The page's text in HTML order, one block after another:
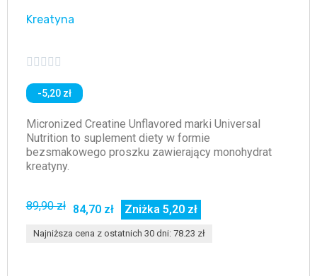
Kreatyna
    
-5,20 zł
Micronized Creatine Unflavored marki Universal
Nutrition to suplement diety w formie
bezsmakowego proszku zawierający monohydrat
kreatyny.
89,90 zł 84,70 zł Zniżka 5,20 zł
Najniższa cena z ostatnich 30 dni: 78.23 zł